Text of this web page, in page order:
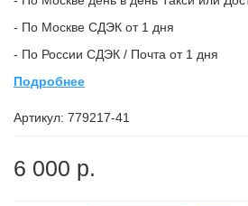
- По Москве СДЭК от 1 дня
- По России СДЭК / Почта от 1 дня
Подробнее
Артикул: 779217-41
6 000 р.